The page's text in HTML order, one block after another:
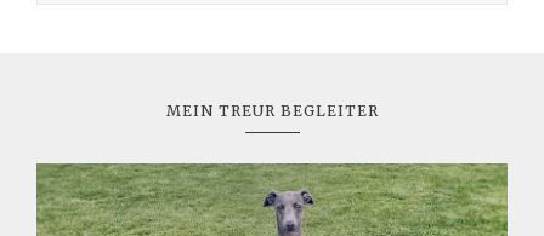
MEIN TREUR BEGLEITER